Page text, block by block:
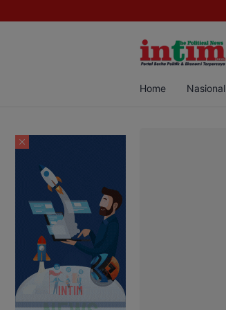
Sabu di Pangkalan Bun, Dua Pelaku Diamankan
Home Nasional